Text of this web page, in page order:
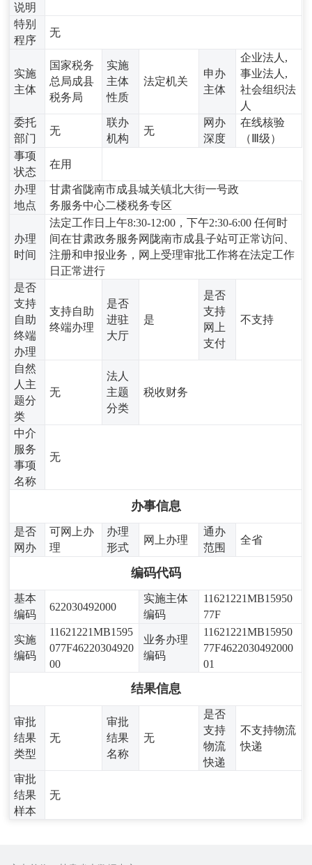
说明
特别
程序
无
实施
主体
国家税务
总局成县
税务局
实施
主体
性质
法定机关
申办
主体
企业法人,
事业法人,
社会组织法
人
委托
部门
无
联办
机构
无
网办
深度
在线核验
（Ⅲ级）
事项
状态
在用
办理
地点
甘肃省陇南市成县城关镇北大街一号政
务服务中心二楼税务专区
办理
时间
法定工作日上午8:30-12:00，下午2:30-6:00 任何时
间在甘肃政务服务网陇南市成县子站可正常访问、
注册和申报业务，网上受理审批工作将在法定工作
日正常进行
是否
支持
自助
终端
办理
支持自助
终端办理
是否
进驻
大厅
是
是否
支持
网上
支付
不支持
自然
人主
题分
类
无
法人
主题
分类
税收财务
中介
服务
事项
名称
无
办事信息
是否
网办
可网上办
理
办理
形式
网上办理
通办
范围
全省
编码代码
基本
编码
622030492000
实施主体
编码
11621221MB15950
77F
实施
编码
11621221MB1595
077F46220304920
00
业务办理
编码
11621221MB15950
77F4622030492000
01
结果信息
审批
结果
类型
无
审批
结果
名称
无
是否
支持
物流
快递
不支持物流
快递
审批
结果
样本
无